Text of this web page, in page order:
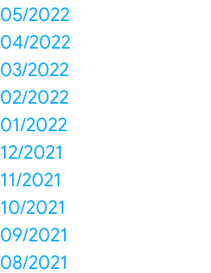
05/2022
04/2022
03/2022
02/2022
01/2022
12/2021
11/2021
10/2021
09/2021
08/2021